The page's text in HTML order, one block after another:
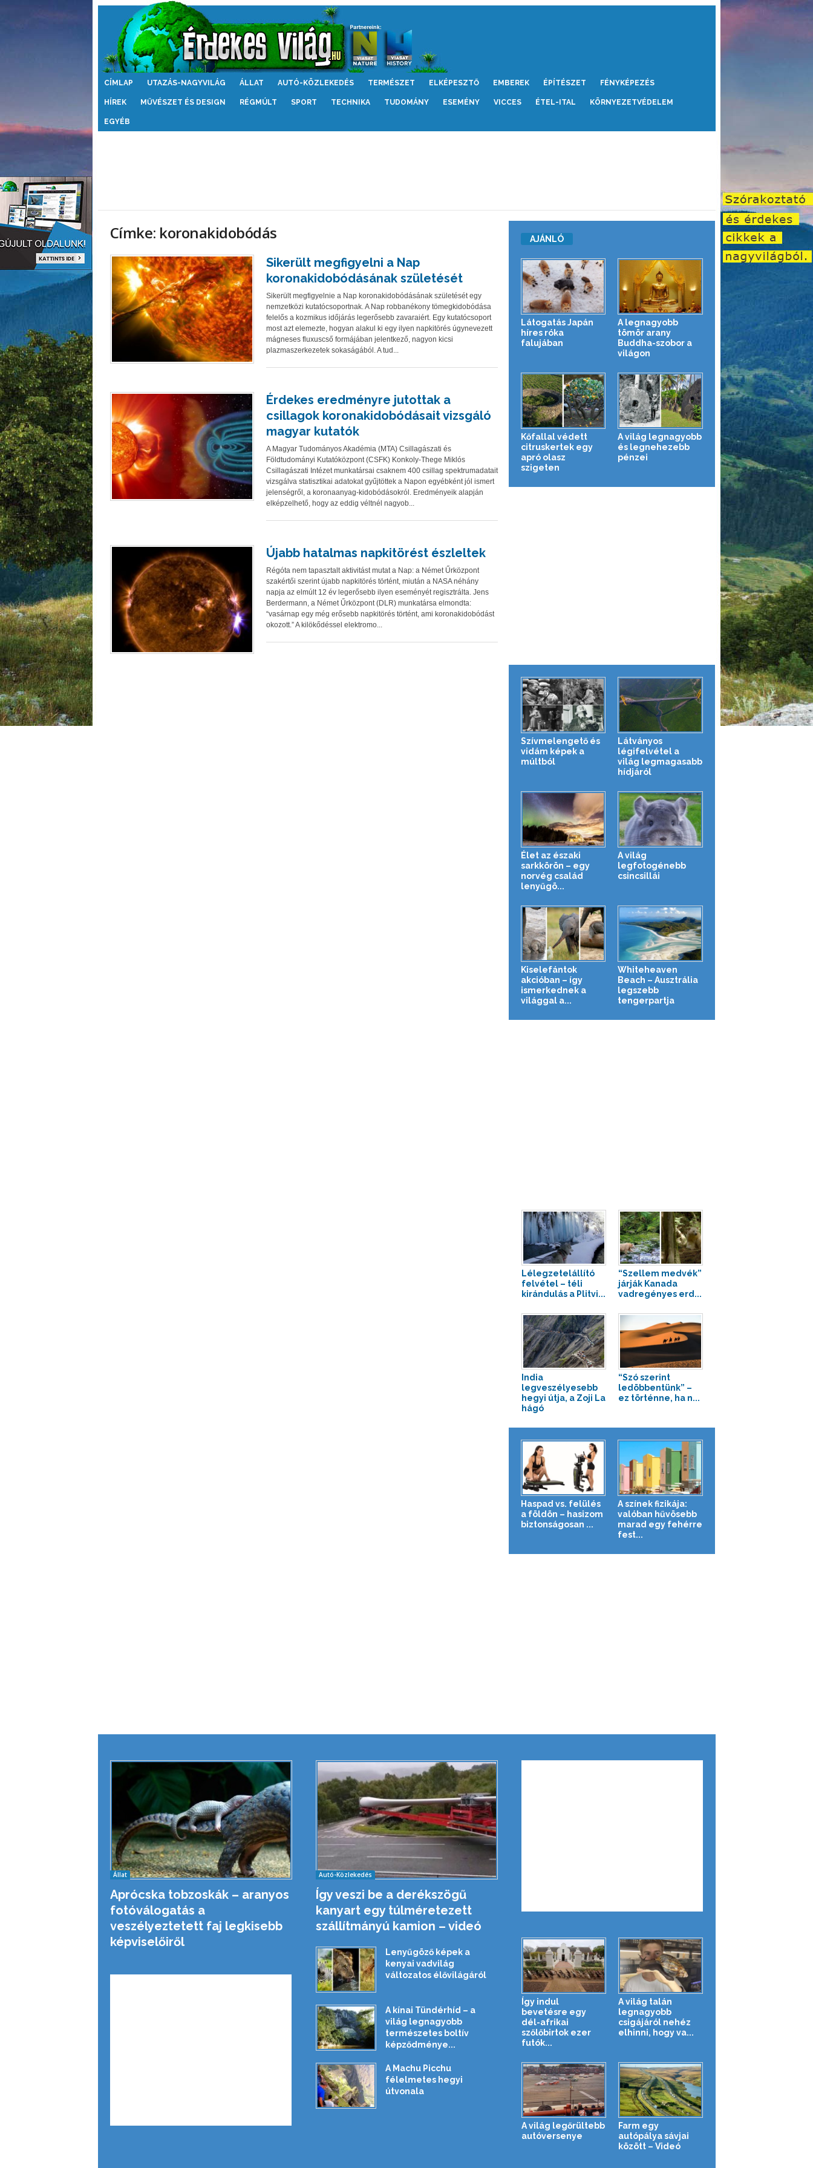
Érdekes
CÍMLAP UTAZÁS-NAGYVILÁG ÁLLAT AUTÓ-KÖZLEKEDÉS TERMÉSZET ELKÉPESZTŐ EMBEREK ÉPÍTÉSZET FÉNYKÉPEZÉS
HÍREK MŰVÉSZET ÉS DESIGN RÉGMÚLT SPORT TECHNIKA TUDOMÁNY ESEMÉNY VICCES ÉTEL-ITAL KÖRNYEZETVÉDELEM
EGYÉB
Címke: koronakidobódás
Sikerült megfigyelni a Nap
koronakidobódásának születését
Sikerült megfigyelnie a Nap koronakidobódásának születését egy
nemzetközi kutatócsoportnak. A Nap robbanékony tömegkidobódása
felelős a kozmikus időjárás legerősebb zavaraiért. Egy kutatócsoport
most azt elemezte, hogyan alakul ki egy ilyen napkitörés úgynevezett
mágneses fluxuscső formájában jelentkező, nagyon kicsi
plazmaszerkezetek sokaságából. A tud...
Érdekes eredményre jutottak a
csillagok koronakidobódásait vizsgáló
magyar kutatók
A Magyar Tudományos Akadémia (MTA) Csillagászati és
Földtudományi Kutatóközpont (CSFK) Konkoly-Thege Miklós
Csillagászati Intézet munkatársai csaknem 400 csillag spektrumadatait
vizsgálva statisztikai adatokat gyűjtöttek a Napon egyébként jól ismert
jelenségről, a koronaanyag-kidobódásokról. Eredményeik alapján
elképzelhető, hogy az eddig véltnél nagyob...
Újabb hatalmas napkitörést észleltek
Régóta nem tapasztalt aktivitást mutat a Nap: a Német Űrközpont
szakértői szerint újabb napkitörés történt, miután a NASA néhány
napja az elmúlt 12 év legerősebb ilyen eseményét regisztrálta. Jens
Berdermann, a Német Űrközpont (DLR) munkatársa elmondta:
“vasárnap egy még erősebb napkitörés történt, ami koronakidobódást
okozott.” A kilökődéssel elektromo...
AJÁNLÓ
Látogatás Japán
híres róka
falujában
A legnagyobb
tömör arany
Buddha-szobor a
világon
Kőfallal védett
citruskertek egy
apró olasz
szigeten
A világ legnagyobb
és legnehezebb
pénzei
Szívmelengető és
vidám képek a
múltból
Látványos
légifelvétel a
világ legmagasabb
hídjáról
Élet az északi
sarkkörön – egy
norvég család
lenyűgö...
A világ
legfotogénebb
csincsillái
Kiselefántok
akcióban – így
ismerkednek a
világgal a...
Whiteheaven
Beach – Ausztrália
legszebb
tengerpartja
Lélegzetelállító
felvétel – téli
kirándulás a Plitvi...
“Szellem medvék”
járják Kanada
vadregényes erd...
India
legveszélyesebb
hegyi útja, a Zoji La
hágó
“Szó szerint
ledöbbentünk” –
ez történne, ha n...
Haspad vs. felülés
a földön – hasizom
biztonságosan ...
A színek fizikája:
valóban hűvösebb
marad egy fehérre
fest...
Állat
Aprócska tobzoskák – aranyos
fotóválogatás a
veszélyeztetett faj legkisebb
képviselőiről
Autó-Közlekedés
Így veszi be a derékszögű
kanyart egy túlméretezett
szállítmányú kamion – videó
Lenyűgöző képek a
kenyai vadvilág
változatos élővilágáról
A kínai Tündérhíd – a
világ legnagyobb
természetes boltív
képződménye...
A Machu Picchu
félelmetes hegyi
útvonala
Így indul
bevetésre egy
dél-afrikai
szőlőbirtok ezer
futók...
A világ talán
legnagyobb
csigájáról nehéz
elhinni, hogy va...
A világ legőrültebb
autóversenye
Farm egy
autópálya sávjai
között – Videó